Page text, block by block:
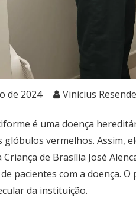
de 2024 Vinicius
é uma doença
glóbulos vermelhos. Assim,
Criança de Brasília José
pacientes com a doença.
da instituição.